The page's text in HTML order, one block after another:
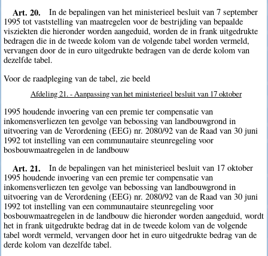
Art. 20.
In de bepalingen van het ministerieel besluit van 7 september
1995 tot vaststelling van maatregelen voor de bestrijding van bepaalde
visziekten die hieronder worden aangeduid, worden de in frank uitgedrukte
bedragen die in de tweede kolom van de volgende tabel worden vermeld,
vervangen door de in euro uitgedrukte bedragen van de derde kolom van
dezelfde tabel.
Voor de raadpleging van de tabel, zie beeld
Afdeling 21. - Aanpassing van het ministerieel besluit van 17 oktober
1995 houdende invoering van een premie ter compensatie van
inkomensverliezen ten gevolge van bebossing van landbouwgrond in
uitvoering van de Verordening (EEG) nr. 2080/92 van de Raad van 30 juni
1992 tot instelling van een communautaire steunregeling voor
bosbouwmaatregelen in de landbouw
Art. 21.
In de bepalingen van het ministerieel besluit van 17 oktober
1995 houdende invoering van een premie ter compensatie van
inkomensverliezen ten gevolge van bebossing van landbouwgrond in
uitvoering van de Verordening (EEG) nr. 2080/92 van de Raad van 30 juni
1992 tot instelling van een communautaire steunregeling voor
bosbouwmaatregelen in de landbouw die hieronder worden aangeduid, wordt
het in frank uitgedrukte bedrag dat in de tweede kolom van de volgende
tabel wordt vermeld, vervangen door het in euro uitgedrukte bedrag van de
derde kolom van dezelfde tabel.